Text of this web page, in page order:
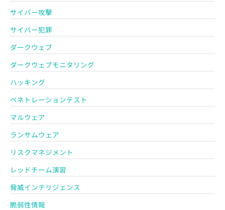
サイバー攻撃
サイバー犯罪
ダークウェブ
ダークウェブモニタリング
ハッキング
ペネトレーションテスト
マルウェア
ランサムウェア
リスクマネジメント
レッドチーム演習
脅威インテリジェンス
脆弱性情報